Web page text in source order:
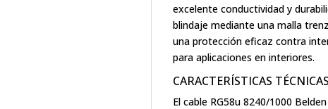
excelente conductividad y
blindaje mediante una malla
una protección eficaz contra
para aplicaciones en interiores.
CARACTERÍSTICAS
El cable RG58u 8240/1000